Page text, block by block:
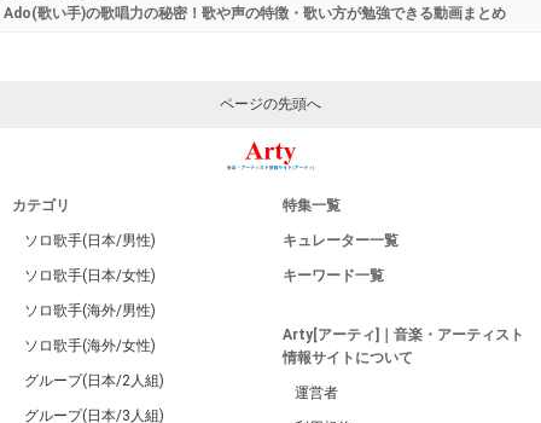
Ado(歌い手)の歌唱力の秘密！歌や声の特徴・歌い方が勉強できる動画まとめ
ページの先頭へ
カテゴリ
ソロ歌手(日本/男性)
ソロ歌手(日本/女性)
ソロ歌手(海外/男性)
ソロ歌手(海外/女性)
グループ(日本/2人組)
グループ(日本/3人組)
特集一覧
キュレーター一覧
キーワード一覧
Arty[アーティ]｜音楽・アーティスト
情報サイトについて
運営者